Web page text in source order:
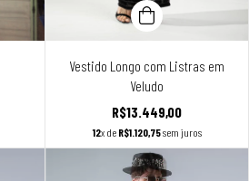
Vestido Longo com Listras em
Veludo
R$13.449,00
12x de R$1.120,75sem juros